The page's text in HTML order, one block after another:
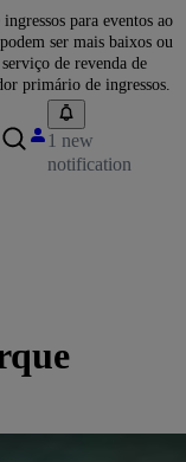
para eventos ao
ser mais baixos ou
de revenda de
primário de ingressos.
1 new
notification